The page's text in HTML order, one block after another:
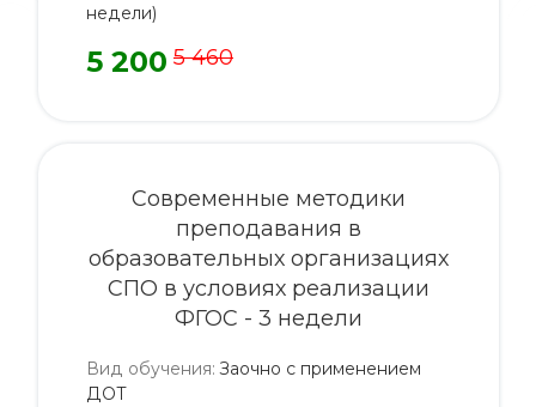
недели)
5 200 5 460
Современные методики
преподавания в
образовательных организациях
СПО в условиях реализации
ФГОС - 3 недели
Вид обучения: Заочно с применением
ДОТ